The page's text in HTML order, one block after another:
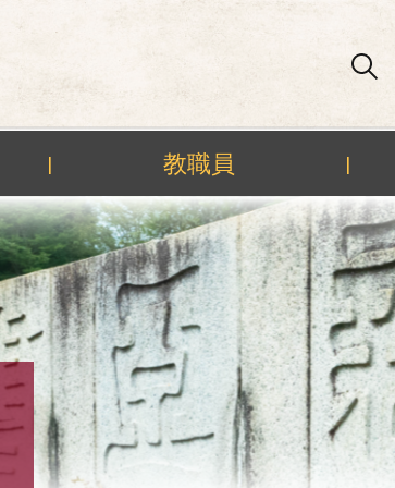
| 教職員 |